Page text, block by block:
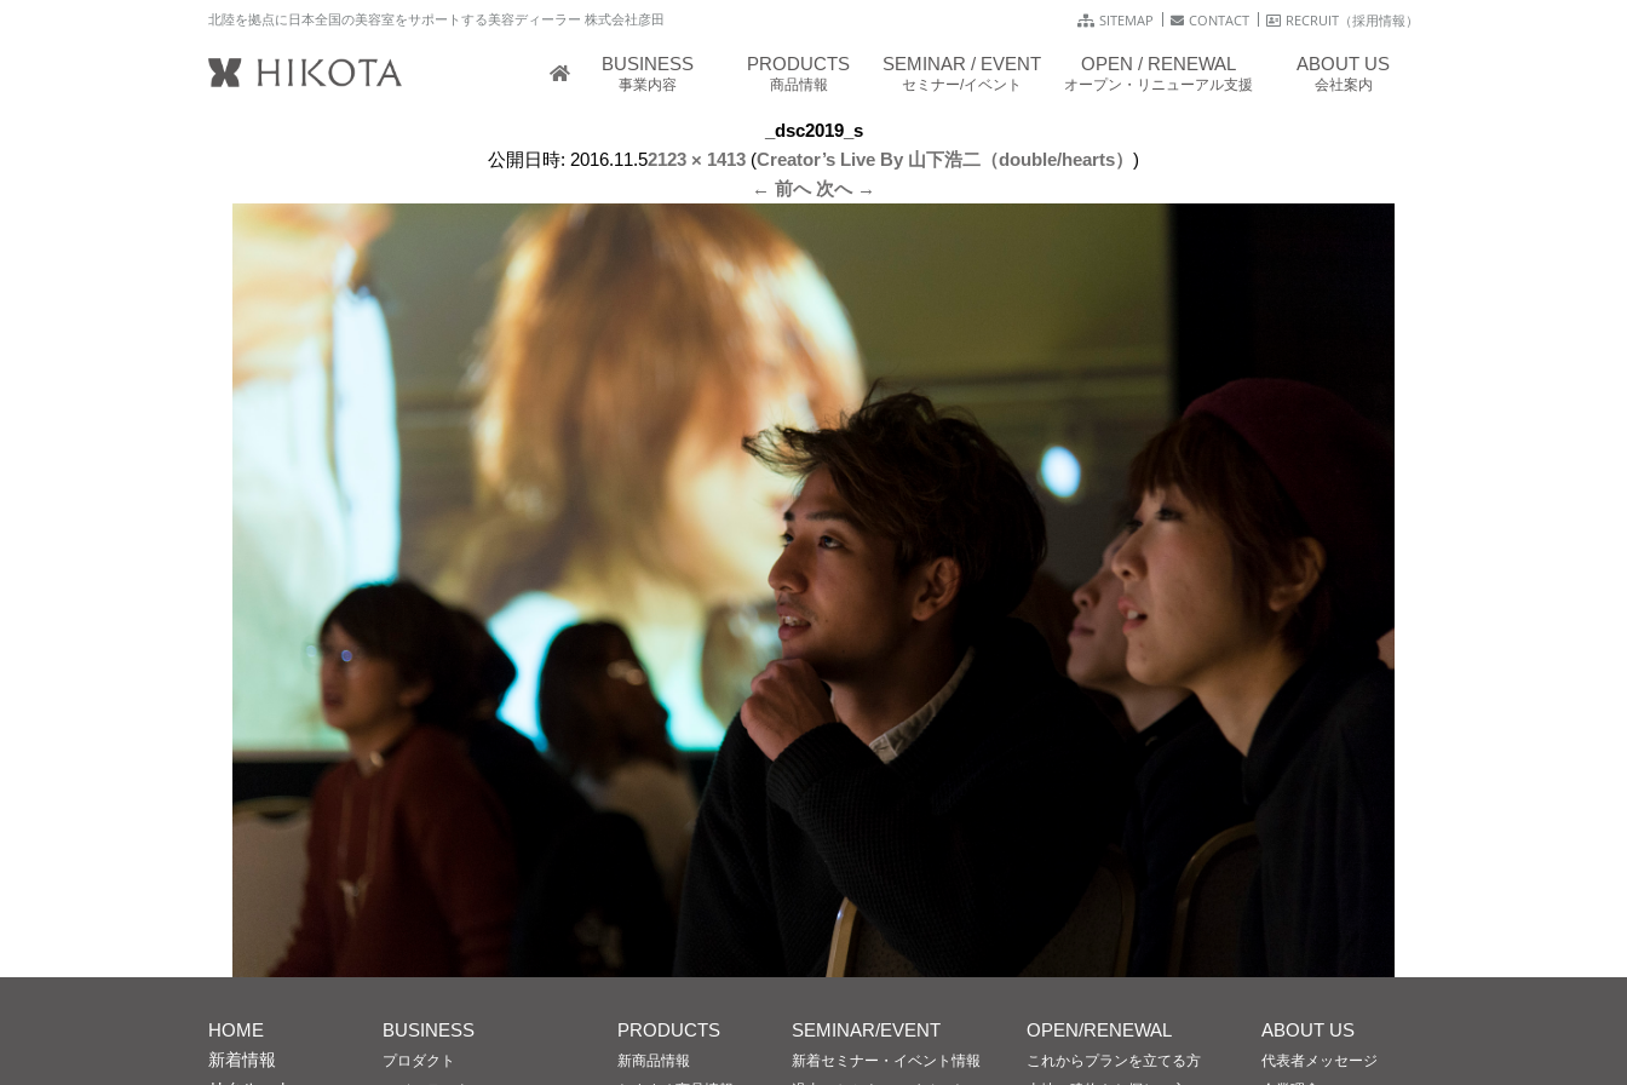
北陸を拠点に日本全国の美容室をサポートする美容ディーラー 株式会社彦田 SITEMAP CONTACT RECRUIT（採用情報）
BUSINESS
事業内容
PRODUCTS
商品情報
SEMINAR / EVENT
セミナー/イベント
OPEN / RENEWAL
オープン・リニューアル支援
ABOUT US
会社案内
_dsc2019_s
公開日時: 2016.11.52123 × 1413 (Creator’s Live By 山下浩二（double/hearts） )
← 前へ 次へ →
HOME
新着情報
BUSINESS
プロダクト
PRODUCTS
新商品情報
SEMINAR/EVENT
新着セミナー・イベント情報
OPEN/RENEWAL
これからプランを立てる方
ABOUT US
代表者メッセージ